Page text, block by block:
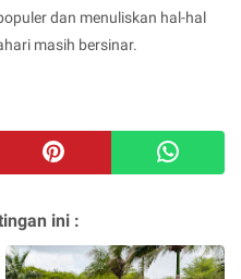
dan menuliskan hal-hal
masih bersinar.
ini :